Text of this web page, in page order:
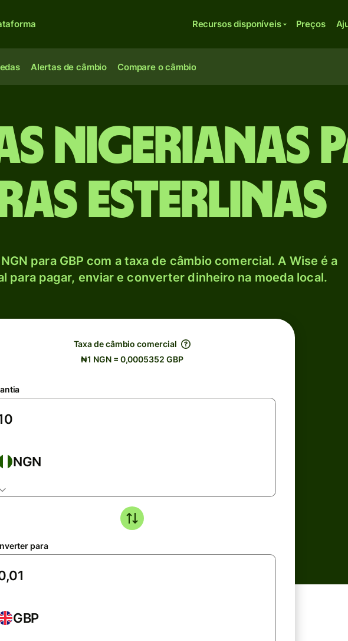
Recursos disponíveis Preços
Alertas de câmbio Compare o câmbio
nigerianas
esterlinas
para GBP com a taxa de câmbio comercial. A Wise é a
para pagar, enviar e converter dinheiro na moeda local.
Taxa de câmbio comercial
₦1 NGN = 0,0005352 GBP
NGN
para
GBP